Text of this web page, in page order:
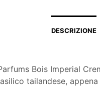
DESCRIZIONE
Bois Imperial
tailandese,